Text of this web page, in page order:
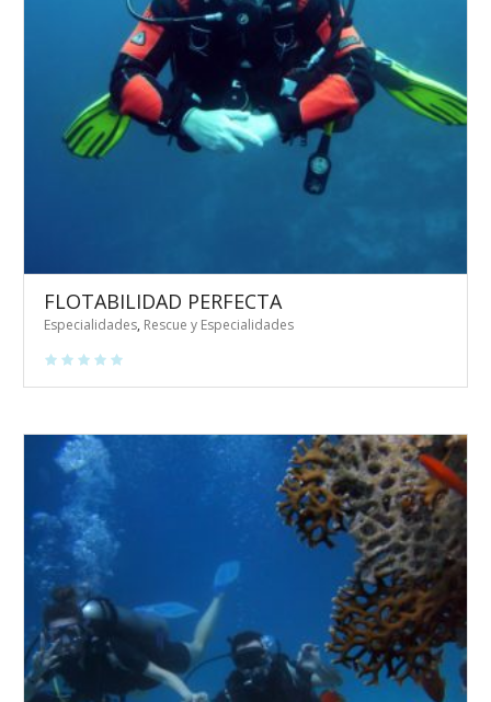
FLOTABILIDAD PERFECTA
Especialidades, Rescue y Especialidades